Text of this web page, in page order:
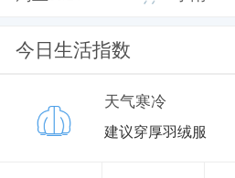
今日生活指数
天气寒冷
建议穿厚羽绒服